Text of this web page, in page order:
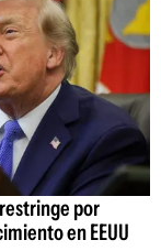
por
en EEUU